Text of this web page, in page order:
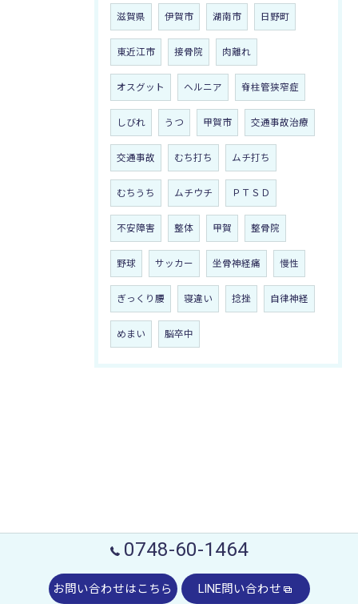
滋賀県 伊賀市 湖南市 日野町
東近江市 接骨院 肉離れ
オスグット ヘルニア 脊柱管狭窄症
しびれ うつ 甲賀市 交通事故治療
交通事故 むち打ち ムチ打ち
むちうち ムチウチ ＰＴＳＤ
不安障害 整体 甲賀 整骨院
野球 サッカー 坐骨神経痛 慢性
ぎっくり腰 寝違い 捻挫 自律神経
めまい 脳卒中
0748-60-1464
お問い合わせはこちら LINE問い合わせ